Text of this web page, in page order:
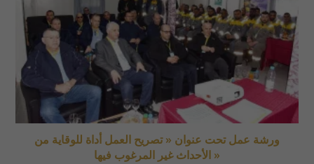
ورشة عمل تحت عنوان « تصريح العمل أداة للوقاية من
الأحداث غير المرغوب فيها »